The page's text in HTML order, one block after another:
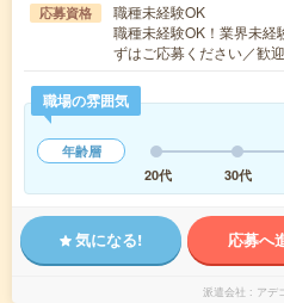
応募資格
職種未経験OK
職種未経験OK！業界未経
ずはご応募ください／歓
職場の雰囲気
年齢層
20代
30代
気になる! 応募へ
派遣会社 アデ